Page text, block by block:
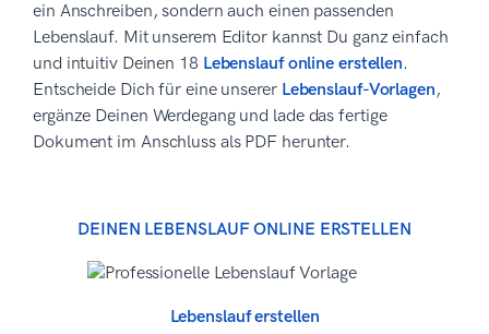
ein Anschreiben, sondern auch einen passenden
Lebenslauf. Mit unserem Editor kannst Du ganz einfach
und intuitiv Deinen 18 Lebenslauf online erstellen.
Entscheide Dich für eine unserer Lebenslauf-Vorlagen,
ergänze Deinen Werdegang und lade das fertige
Dokument im Anschluss als PDF herunter.
DEINEN LEBENSLAUF ONLINE ERSTELLEN
Lebenslauf erstellen